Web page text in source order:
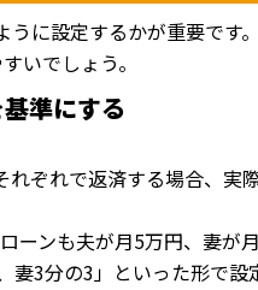
に設定するかが重要です
いでしょう。
準にする
ぞれで返済する場合、実
ーンも夫が月5万円、妻が
妻3分の3」といった形で